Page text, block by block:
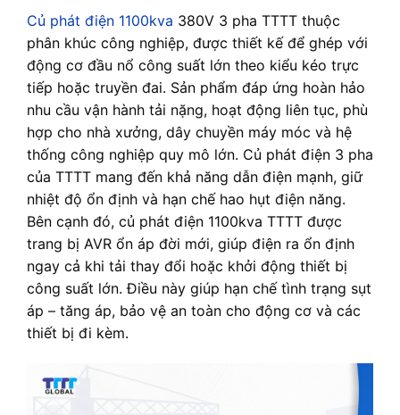
Củ phát điện 1100kva 380V 3 pha TTTT thuộc
phân khúc công nghiệp, được thiết kế để ghép với
động cơ đầu nổ công suất lớn theo kiểu kéo trực
tiếp hoặc truyền đai. Sản phẩm đáp ứng hoàn hảo
nhu cầu vận hành tải nặng, hoạt động liên tục, phù
hợp cho nhà xưởng, dây chuyền máy móc và hệ
thống công nghiệp quy mô lớn. Củ phát điện 3 pha
của TTTT mang đến khả năng dẫn điện mạnh, giữ
nhiệt độ ổn định và hạn chế hao hụt điện năng.
Bên cạnh đó, củ phát điện 1100kva TTTT được
trang bị AVR ổn áp đời mới, giúp điện ra ổn định
ngay cả khi tải thay đổi hoặc khởi động thiết bị
công suất lớn. Điều này giúp hạn chế tình trạng sụt
áp – tăng áp, bảo vệ an toàn cho động cơ và các
thiết bị đi kèm.